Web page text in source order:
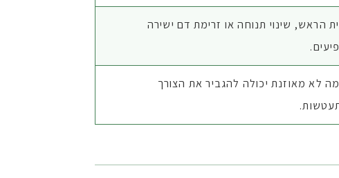
הראש, שינוי תנוחה או זרימת דם ישירה
לא מאוזנת יכולה להגביר את הצורך